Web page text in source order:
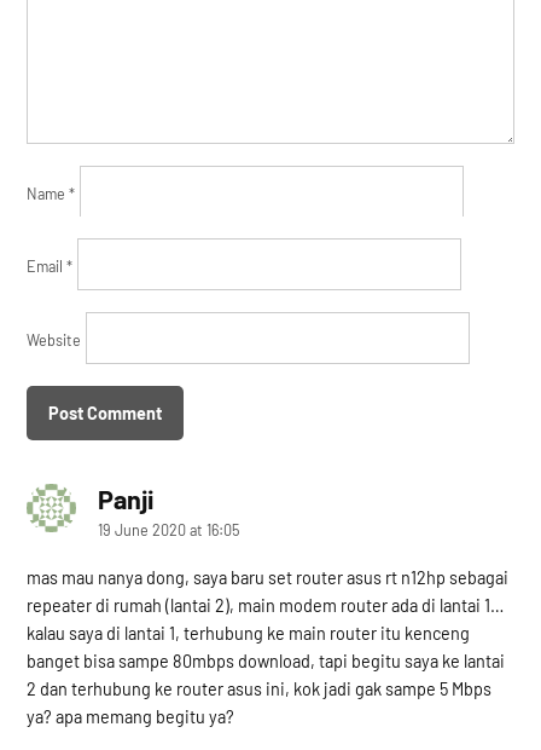
Name*
Email*
Website
Panjisays:
19 June 2020 at 16:05
mas mau nanya dong, saya baru set router asus rt n12hp sebagai
repeater di rumah (lantai 2), main modem router ada di lantai 1…
kalau saya di lantai 1, terhubung ke main router itu kenceng
banget bisa sampe 80mbps download, tapi begitu saya ke lantai
2 dan terhubung ke router asus ini, kok jadi gak sampe 5 Mbps
ya? apa memang begitu ya?